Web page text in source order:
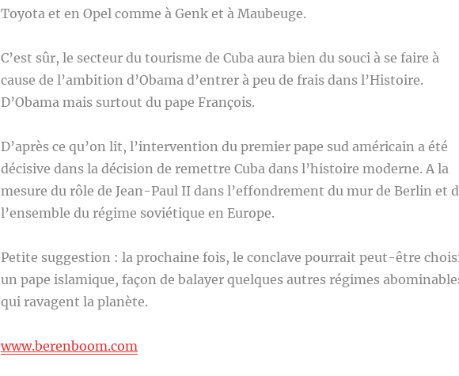
Toyota et en Opel comme à Genk et à Maubeuge.
C’est sûr, le secteur du tourisme de Cuba aura bien du souci à se faire à
cause de l’ambition d’Obama d’entrer à peu de frais dans l’Histoire.
D’Obama mais surtout du pape François.
D’après ce qu’on lit, l’intervention du premier pape sud américain a été
décisive dans la décision de remettre Cuba dans l’histoire moderne. A la
mesure du rôle de Jean-Paul II dans l’effondrement du mur de Berlin et
l’ensemble du régime soviétique en Europe.
Petite suggestion : la prochaine fois, le conclave pourrait peut-être
un pape islamique, façon de balayer quelques autres régimes
qui ravagent la planète.
www.berenboom.com